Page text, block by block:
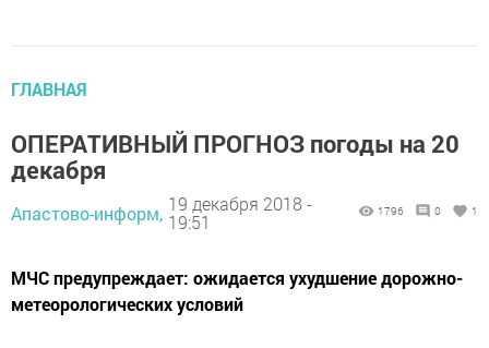
ГЛАВНАЯ
ОПЕРАТИВНЫЙ ПРОГНОЗ погоды на 20
декабря
Апастово-информ, 19 декабря 2018 -
19:51
1796 0 1
МЧС предупреждает: ожидается ухудшение дорожно-
метеорологических условий